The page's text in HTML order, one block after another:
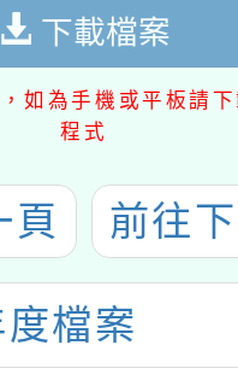
下載檔案
如為手機或平板請
程式
頁 前往
檔案